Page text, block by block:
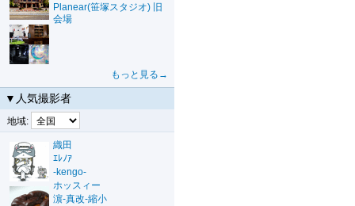
Planear(笹塚スタジオ) 旧
会場
もっと見る→
▼人気撮影者
地域:
織田
ｴﾚﾉｱ
-kengo-
ホッスィー
濵-真改-縮小